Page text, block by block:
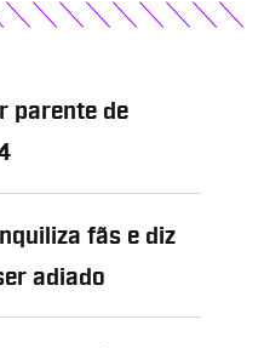
parente de
fãs e diz
adiado